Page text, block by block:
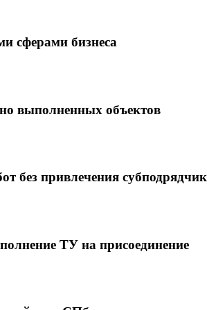
сферами бизнеса
выполненных объектов
без привлечения
ТУ на присоединение